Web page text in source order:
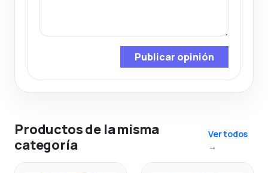
Publicar opinión
Productos de la misma
categoría
Ver todos
→